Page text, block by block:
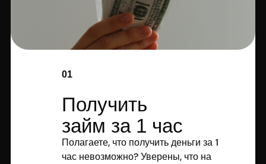
01
Получить
займ за 1 час
Полагаете, что получить деньги за 1
час невозможно? Уверены, что на